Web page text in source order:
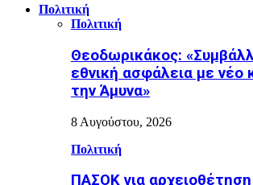
Πολιτική
Πολιτική
Θεοδωρικάκος:
εθνική ασφάλεια με νέο
την Άμυνα»
8 Αυγούστου, 2026
Πολιτική
ΠΑΣΟΚ για